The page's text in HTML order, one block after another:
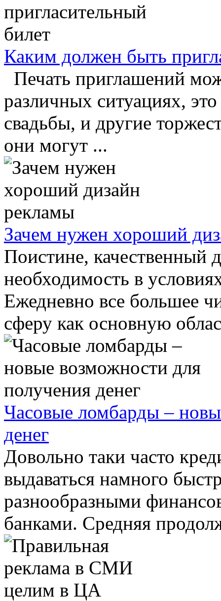
Каким должен быть
Печать приглашений
различных ситуациях,
свадьбы, и другие
они могут ...
Зачем нужен хороший
Поистине, качественный
необходимость в
Ежедневно все большее
сферу как основную
Часовые ломбарды –
денег
Довольно таки часто
выдаваться намного
разнообразными
банками. Средняя